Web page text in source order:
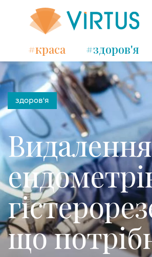
#краса #здоров'я
здоров'я
Видалення
що